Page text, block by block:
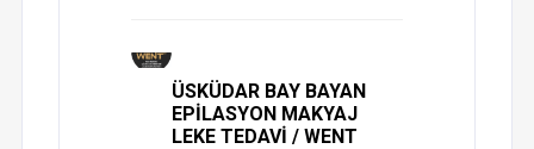
ÜSKÜDAR BAY BAYAN
EPİLASYON MAKYAJ
LEKE TEDAVİ / WENT